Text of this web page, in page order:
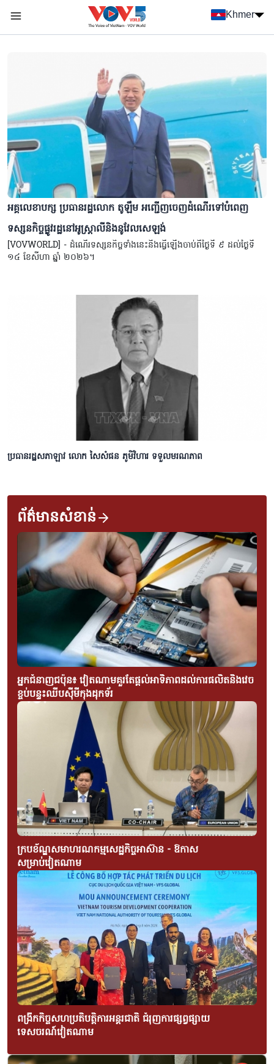
Nhảy đến nội dung
Khmer
អគ្គលេខាបក្ស ប្រធានរដ្ឋលោក តូឡឹម អញ្ជើញចេញដំណើរទៅបំពេញ
ទស្សនកិច្ចផ្លូវរដ្ឋនៅអូស្ត្រាលីនិងនូវែលសេឡង់
[VOVWORLD] - ដំណើរទស្សនកិច្ចទាំងនេះនឹងធ្វើឡើងចាប់ពីថ្ងៃទី ៩ ដល់ថ្ងៃទី
១៤ ខែសីហា ឆ្នាំ ២០២៦។
ប្រធានរដ្ឋសភាឡាវ លោក សៃសំផន ភូមិវិហារ ទទួលមរណភាព
ព័ត៌មានសំខាន់
អ្នកជំនាញជប៉ុន៖ វៀតណាមគួរតែផ្តល់អាទិភាពដល់ការផលិតនិងវេច
ខ្ចប់បន្ទះឈីបស៊ីមីកុងដុកទ័រ
ក្របខ័ណ្ឌសមាហរណកម្មសេដ្ឋកិច្ចអាស៊ាន - ឱកាស
សម្រាប់វៀតណាម
ពង្រីកកិច្ចសហប្រតិបត្តិការអន្តរជាតិ ជំរុញការផ្សព្វផ្សាយ
ទេសចរណ៍វៀតណាម